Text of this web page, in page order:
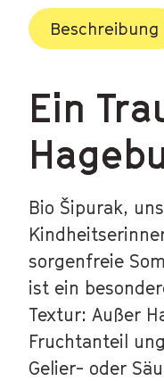
Beschreibung
Ein
Bio Šipurak,
sorgenfreie
ist ein
Textur: Außer
Fruchtanteil
Gelier- oder